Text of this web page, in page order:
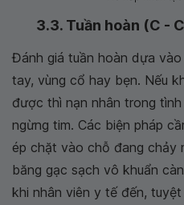
3.3. Tuần hoàn (C -
Đánh giá tuần hoàn dựa
tay, vùng cổ hay bẹn. Nếu
được thì nạn nhân trong
ngừng tim. Các biện pháp
ép chặt vào chỗ đang chảy
băng gạc sạch vô khuẩn
khi nhân viên y tế đến,